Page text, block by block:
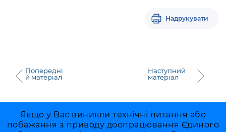
Надрукувати
Попередні
й матеріал
Наступний
матеріал
Якщо у Вас виникли технічні питання або
побажання з приводу доопрацювання Єдиного